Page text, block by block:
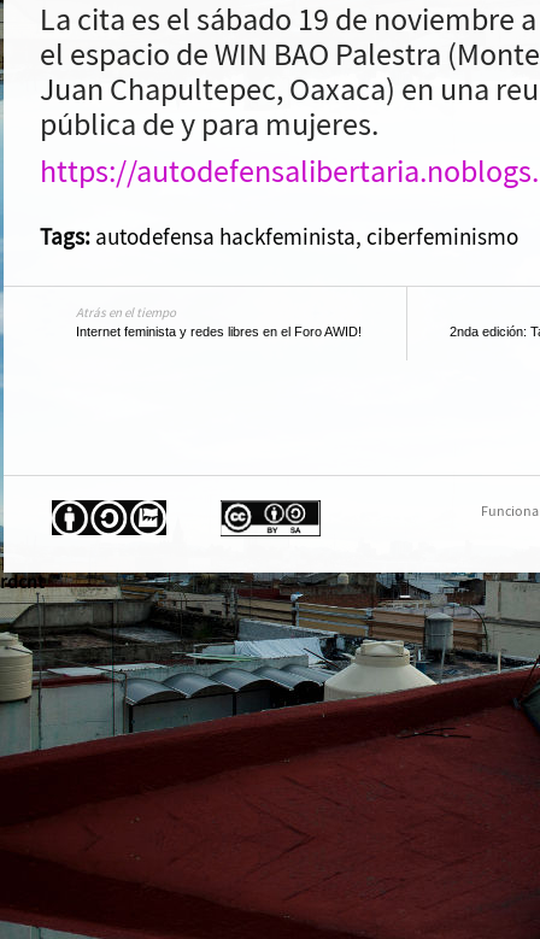
La cita es el sábado 19 de noviembre
el espacio de WIN BAO Palestra
Juan Chapultepec, Oaxaca) en una
pública de y para mujeres.
https://
Tags: autodefensa hackfeminista, ciberfeminismo
Atrás en el tiempo
Internet feminista y redes libres en el Foro AWID! 2nda edición:
rdcnt